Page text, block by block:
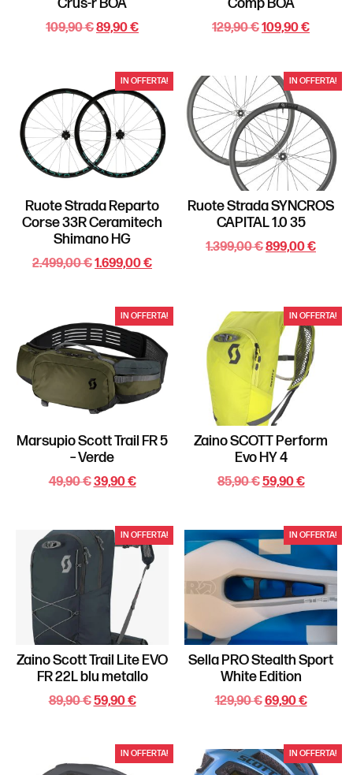
Crus-r BOA
109,90€89,90€
Comp BOA
129,90€109,90€
IN OFFERTA!
Ruote Strada Reparto
Corse 33R Ceramitech
Shimano HG
2.499,00€1.699,00€
IN OFFERTA!
Ruote Strada SYNCROS
CAPITAL 1.0 35
1.399,00€899,00€
IN OFFERTA!
Marsupio Scott Trail FR 5
– Verde
49,90€39,90€
IN OFFERTA!
Zaino SCOTT Perform
Evo HY 4
85,90€59,90€
IN OFFERTA!
Zaino Scott Trail Lite EVO
FR 22L blu metallo
89,90€59,90€
IN OFFERTA!
Sella PRO Stealth Sport
White Edition
129,90€69,90€
IN OFFERTA! IN OFFERTA!